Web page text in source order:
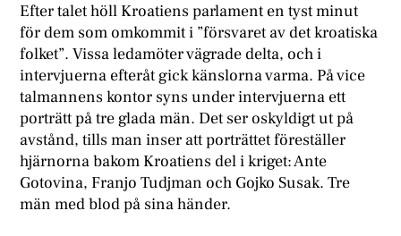
Efter talet höll Kroatiens parlament en tyst minut
för dem som omkommit i ”försvaret av det kroatiska
folket”. Vissa ledamöter vägrade delta, och i
intervjuerna efteråt gick känslorna varma. På vice
talmannens kontor syns under intervjuerna ett
porträtt på tre glada män. Det ser oskyldigt ut på
avstånd, tills man inser att porträttet föreställer
hjärnorna bakom Kroatiens del i kriget: Ante
Gotovina, Franjo Tudjman och Gojko Susak. Tre
män med blod på sina händer.